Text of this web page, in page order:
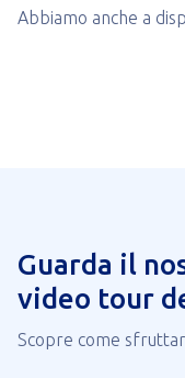
Abbiamo anche a
Guarda il
video tour
Scopre come